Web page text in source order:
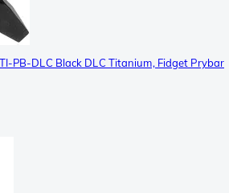
PB-DLC Black DLC Titanium, Fidget Prybar